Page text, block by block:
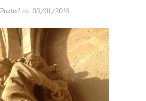
Posted on 03/01/2016